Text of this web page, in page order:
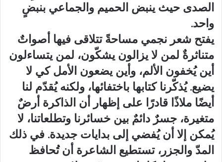
الصدى حيث ينبض الحميم والجماعي بنبضٍ
واحد.
يفتح شعر نجمي مساحةً تتلاقى فيها أصواتٌ
متناثرةٌ لمن لا يزالون يشكّون، لمن يتساءلون
أين يُخفون الألم، وأين يضعون الأمل كي لا
يضيع. يُذكّرنا كتابها باختفائها، ولكنه يُقدّم لنا
أيضًا ملاذًا قادرًا على إظهار أن الذاكرة أرضٌ
متغيرة، جسرٌ دائمٌ بين خسائرنا وتطلعاتنا، لا
يُمكن إلا أن يُفضي إلى بدايات جديدة. في ذلك
المدّ والجزر، تستطيع الشاعرة أن تُحافظ